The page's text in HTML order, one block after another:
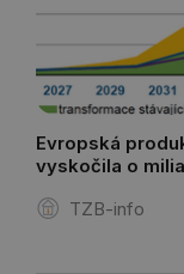
Evropská
vyskočila o
TZB-info